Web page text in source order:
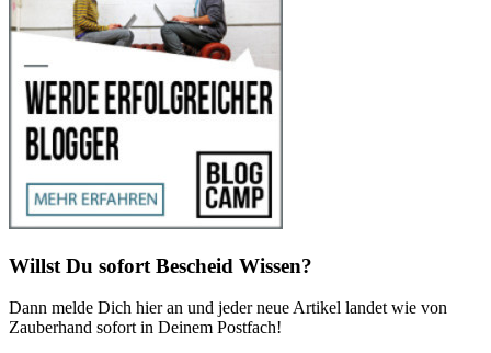
Willst Du sofort Bescheid Wissen?
Dann melde Dich hier an und jeder neue Artikel landet wie von
Zauberhand sofort in Deinem Postfach!